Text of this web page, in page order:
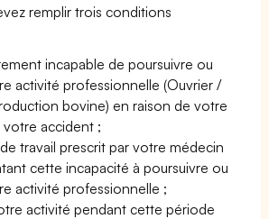
remplir trois conditions
incapable de poursuivre ou
activité professionnelle (Ouvrier /
bovine) en raison de votre
accident ;
travail prescrit par votre médecin
cette incapacité à poursuivre ou
activité professionnelle ;
activité pendant cette période